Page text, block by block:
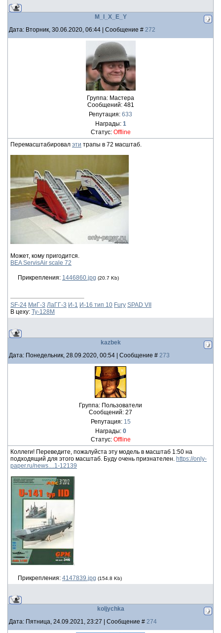
M_I_X_E_Y
Дата: Вторник, 30.06.2020, 06:44 | Сообщение # 272
Группа: Мастера
Сообщений: 481
Репутация: 633
Награды: 1
Статус: Offline
Перемасштабировал эти трапы в 72 масштаб.
Может, кому пригодится.
BEA ServisAir scale 72
Прикрепления: 1446860.jpg (20.7 Kb)
SF-24 МиГ-3 ЛаГГ-3 И-1 И-16 тип 10 Fury SPAD VII
В цеху: Ту-128М
kazbek
Дата: Понедельник, 28.09.2020, 00:54 | Сообщение # 273
Группа: Пользователи
Сообщений: 27
Репутация: 15
Награды: 0
Статус: Offline
Коллеги! Переведите, пожалуйста эту модель в масштаб 1:50 на
подходящий для этого масштаб. Буду очень признателен. https://only-
paper.ru/news....1-12139
Прикрепления: 4147839.jpg (154.8 Kb)
koljychka
Дата: Пятница, 24.09.2021, 23:27 | Сообщение # 274